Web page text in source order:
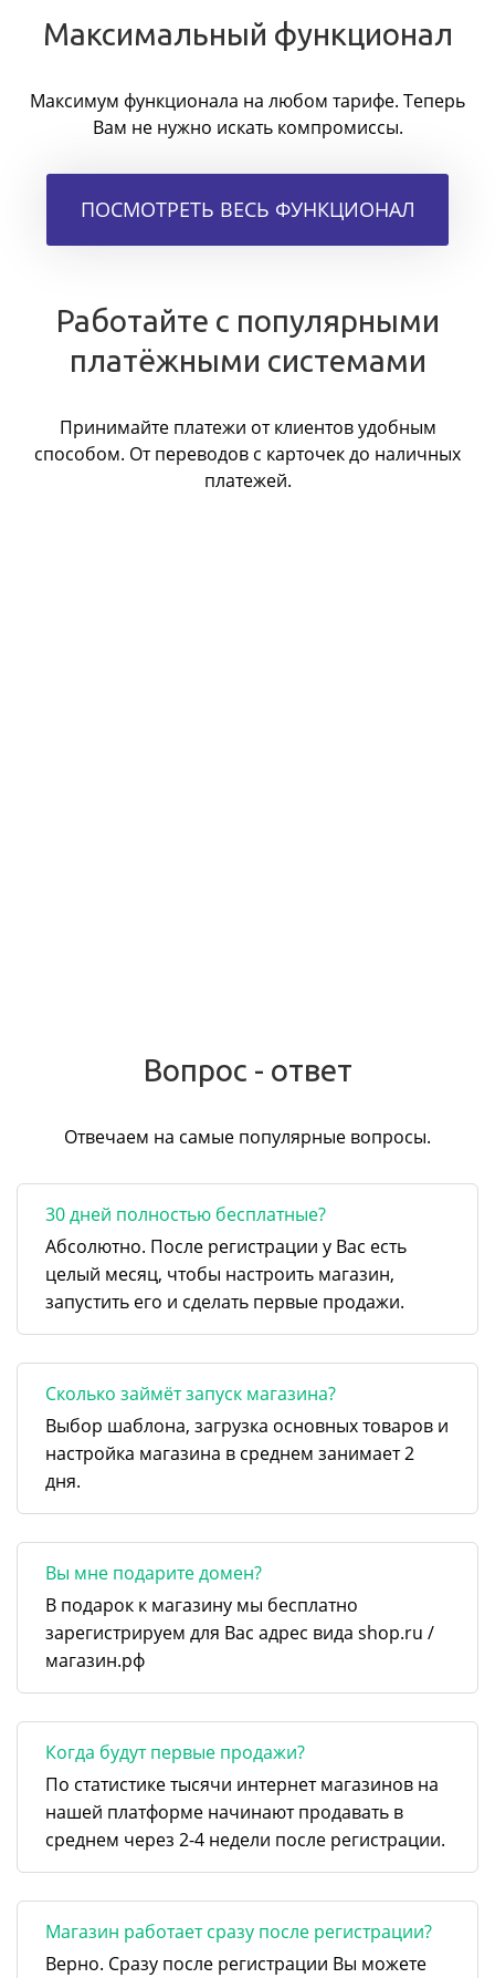
Максимальный функционал
Максимум функционала на любом тарифе. Теперь
Вам не нужно искать компромиссы.
ПОСМОТРЕТЬ ВЕСЬ ФУНКЦИОНАЛ
Работайте с популярными
платёжными системами
Принимайте платежи от клиентов удобным
способом. От переводов с карточек до наличных
платежей.
Вопрос - ответ
Отвечаем на самые популярные вопросы.
30 дней полностью бесплатные?
Абсолютно. После регистрации у Вас есть
целый месяц, чтобы настроить магазин,
запустить его и сделать первые продажи.
Сколько займёт запуск магазина?
Выбор шаблона, загрузка основных товаров и
настройка магазина в среднем занимает 2
дня.
Вы мне подарите домен?
В подарок к магазину мы бесплатно
зарегистрируем для Вас адрес вида shop.ru /
магазин.рф
Когда будут первые продажи?
По статистике тысячи интернет магазинов на
нашей платформе начинают продавать в
среднем через 2-4 недели после регистрации.
Магазин работает сразу после регистрации?
Верно. Сразу после регистрации Вы можете